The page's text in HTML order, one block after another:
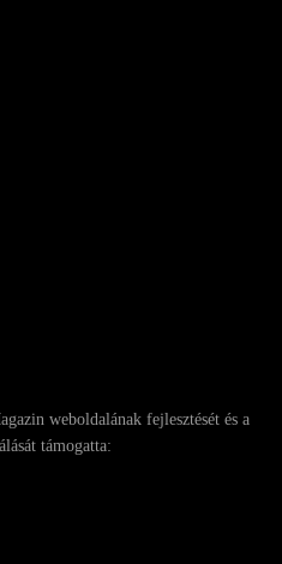
weboldalának fejlesztését és a
támogatta: